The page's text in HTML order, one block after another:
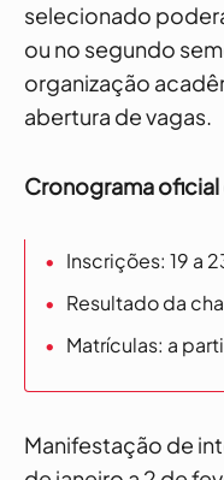
selecionado
ou no segundo
organização
abertura de vagas.
Cronograma
Inscrições: 19 a
Resultado da
Matrículas: a
Manifestação de